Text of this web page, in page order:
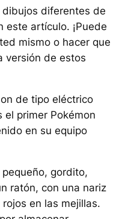
diferentes de
este artículo. ¡Puede
mismo o hacer que
versión de estos
de tipo eléctrico
el primer Pokémon
en su equipo
gordito,
ratón, con una nariz
en las mejillas.